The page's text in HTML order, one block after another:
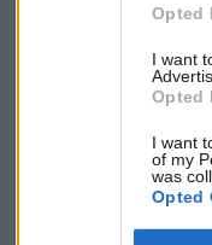
Opted
I want
Opted
I want
of my
was
Opted